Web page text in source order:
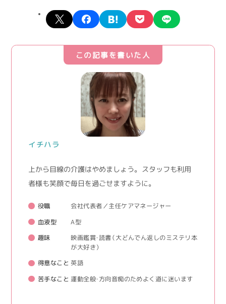
X facebookhatena pocket
この記事を書いた人
イチハラ
上から目線の介護はやめましょう。 スタッフも利用
者様も笑顔で毎日を過ごせますように。
役職 会社代表者／主任ケアマネージャー
血液型 A型
趣味
映画鑑賞・読書（大どんでん返しのミステリ本
が大好き）
得意なこと 英語
苦手なこと 運動全般・方向音痴のためよく道に迷います